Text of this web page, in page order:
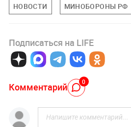
НОВОСТИ МИНОБОРОНЫ РФ
Подписаться на LIFE
Комментарий 0